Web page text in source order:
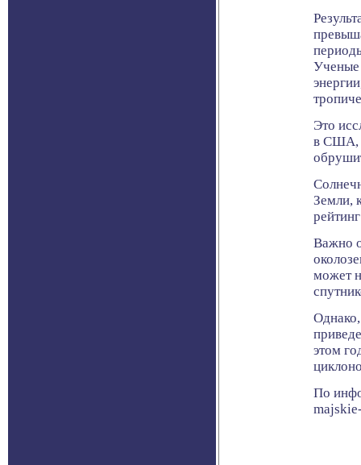
Ученые
Это
в США,
Земли,
Важно
может
этом
По